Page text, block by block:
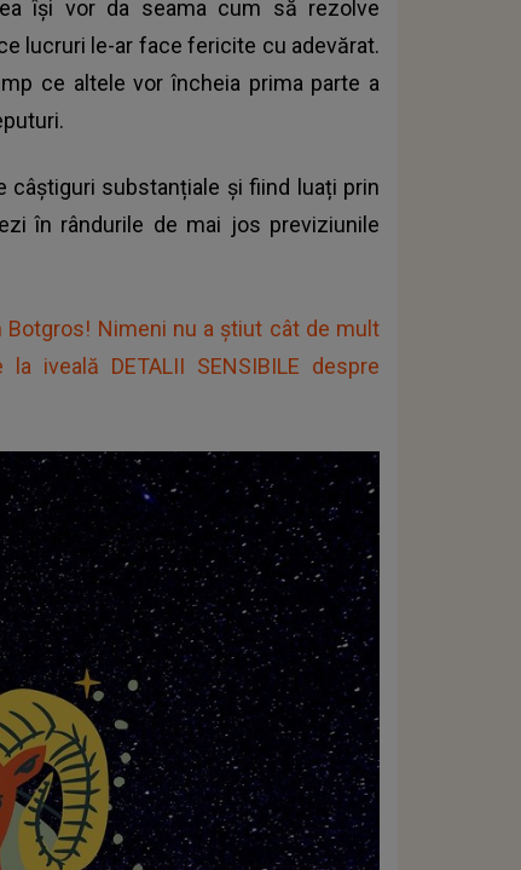
își vor da seama cum să rezolve
lucruri le-ar face fericite cu adevărat.
ce altele vor încheia prima parte a
câștiguri substanțiale și fiind luați prin
în rândurile de mai jos previziunile
Botgros! Nimeni nu a știut cât de mult
iveală DETALII SENSIBILE despre